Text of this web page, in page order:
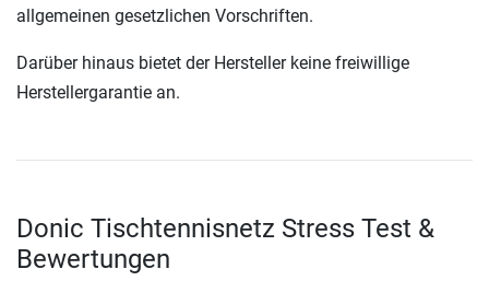
allgemeinen gesetzlichen Vorschriften.
Darüber hinaus bietet der Hersteller keine freiwillige
Herstellergarantie an.
Donic Tischtennisnetz Stress Test &
Bewertungen